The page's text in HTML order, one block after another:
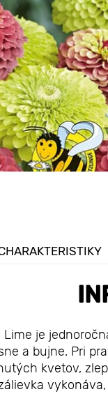
Lime je
a bujne. Pri
kvetov,